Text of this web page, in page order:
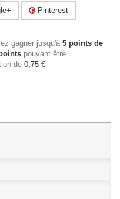
Pinterest
gagner jusqu'à 5 points de
pouvant être
de 0,75 €.